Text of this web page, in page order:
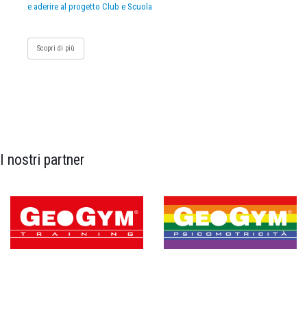
e aderire al progetto Club e Scuola
Scopri di più
I nostri partner